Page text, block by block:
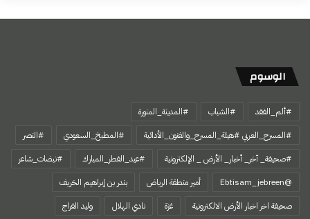
الوسوم
#ألم_الفقد #الشباب
#المدينة_المنورة
#المسرح_العربي #هيئة_المسرح_والفنون_الأدائية
#المطبخ_السعودي
#النصر
#صحيفة_ آخر_ أخبار_ الأرض _ الإلكترونية
#عيد_الفطر_المبارك
#نبضات_شاعر
@Ebtisam_jebreen
أمير منطقة الرياض
بندر بن إبراهيم الخريف
صحيفة اخر اخبار الأرض الالكترونية
غزة نادي الهلال
وليد الفراج